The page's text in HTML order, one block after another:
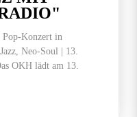
Konzert in
Neo-Soul | 13.
OKH lädt am 13.